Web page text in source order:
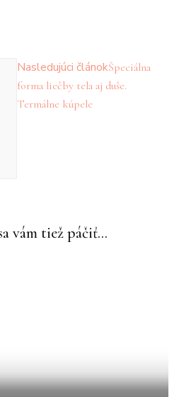
Nasledujúci článokŠpeciálna
forma liečby tela aj duše.
Termálne kúpele
vám tiež páčiť...